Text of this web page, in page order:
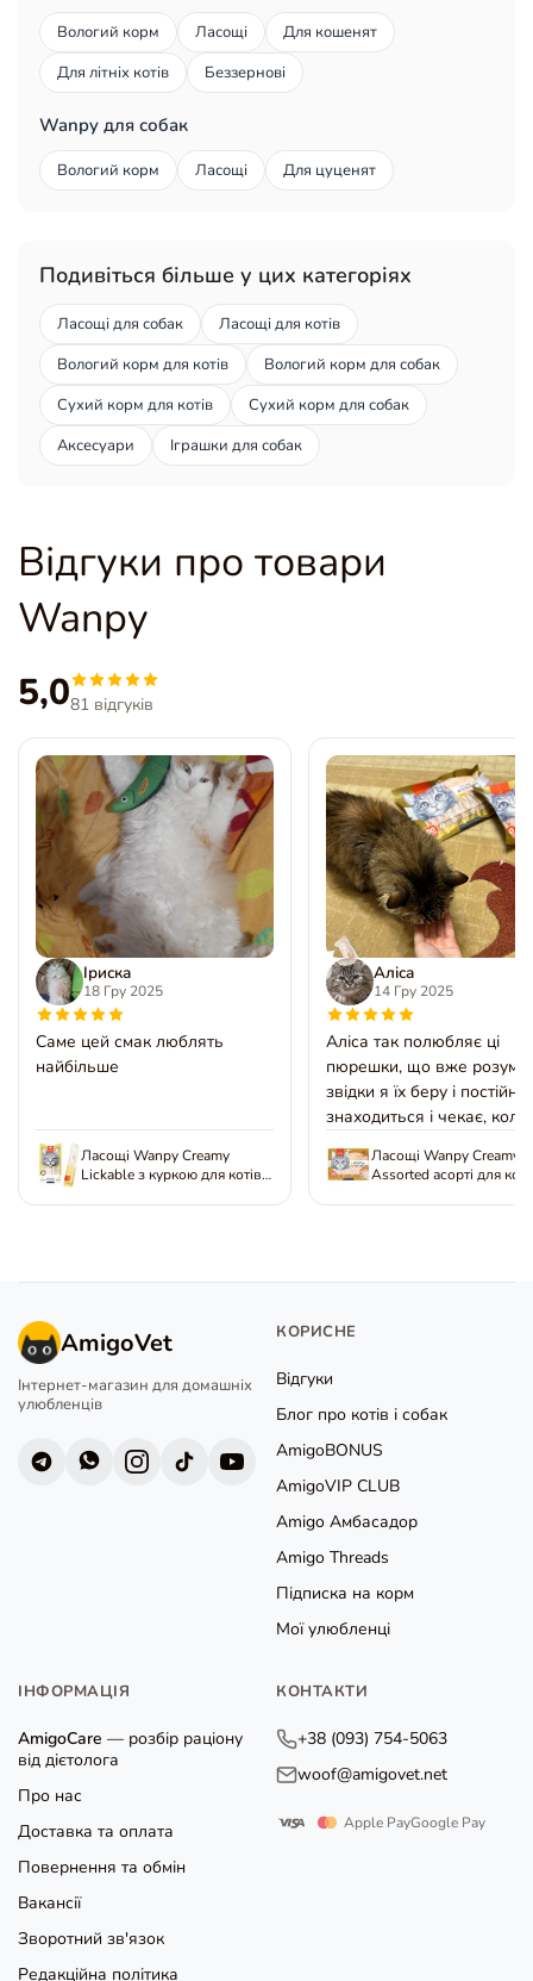
Вологий корм Ласощі
Для кошенят
Для літніх котів
Беззернові
Wanpy для собак
Вологий корм Ласощі Для цуценят
Подивіться більше у цих категоріях
Ласощі для собак
Ласощі для котів
Вологий корм для котів
Вологий корм для собак
Сухий корм для котів
Сухий корм для собак
Аксесуари
Іграшки для собак
Відгуки про товари
Wanpy
5,081 відгуків
Іриска
18 Гру 2025
Саме цей смак люблять
найбільше
Ласощі Wanpy Creamy
Lickable з куркою для котів,
Аліса
14 Гру 2025
Аліса так полюбляє ці
пюрешки, що вже розуміє
звідки я їх беру і
знаходиться і чекає, коли
Ласощі Wanpy Creamy
Assorted асорті для
AmigoVet
Інтернет-магазин для домашніх
улюбленців
КОРИСНЕ
Відгуки
Блог про котів і собак
AmigoBONUS
AmigoVIP CLUB
Amigo Амбасадор
Amigo Threads
Підписка на корм
Мої улюбленці
ІНФОРМАЦІЯ
AmigoCare — розбір раціону
від дієтолога
Про нас
Доставка та оплата
Повернення та обмін
Вакансії
Зворотний зв'язок
Редакційна політика
КОНТАКТИ
+38 (093) 754-5063
woof@amigovet.net
Apple PayGoogle Pay